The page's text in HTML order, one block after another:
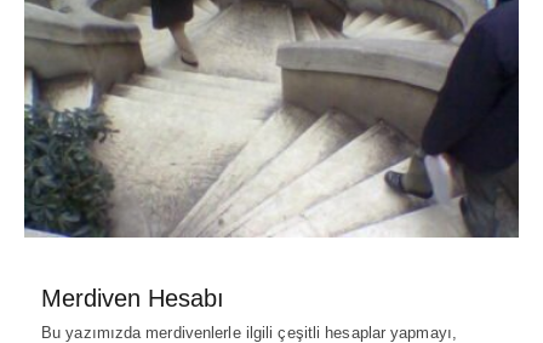
Merdiven Hesabı
Bu yazımızda merdivenlerle ilgili çeşitli hesaplar yapmayı,